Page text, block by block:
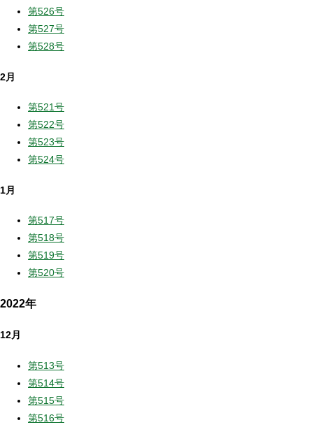
第526号
第527号
第528号
2月
第521号
第522号
第523号
第524号
1月
第517号
第518号
第519号
第520号
2022年
12月
第513号
第514号
第515号
第516号